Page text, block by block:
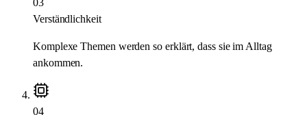
Verständlichkeit
Komplexe Themen werden so erklärt, dass sie im Alltag
ankommen.
04